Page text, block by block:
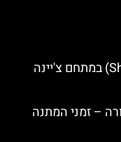
רכבת הרים שאמבאלה (Shambhala) במתחם צ'יינה
– זמני המתנה